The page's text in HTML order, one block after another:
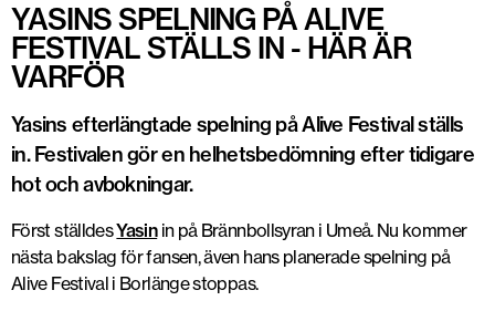
YASINS SPELNING PÅ ALIVE
FESTIVAL STÄLLS IN - HÄR ÄR
VARFÖR
Yasins efterlängtade spelning på Alive Festival ställs
in. Festivalen gör en helhetsbedömning efter tidigare
hot och avbokningar.
Först ställdesYasinin på Brännbollsyran i Umeå. Nu kommer
nästa bakslag för fansen, även hans planerade spelning på
Alive Festival i Borlänge stoppas.